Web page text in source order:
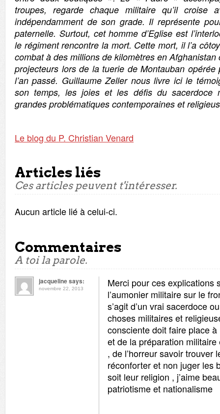
troupes, regarde chaque militaire qu’il croise
indépendamment de son grade. Il représente
paternelle. Surtout, cet homme d’Eglise est
le régiment rencontre la mort. Cette mort, il l’a
combat à des millions de kilomètres en
projecteurs lors de la tuerie de Montauban opérée
l’an passé. Guillaume Zeller nous livre ici le
son temps, les joies et les défis du sacerdoce
grandes problématiques contemporaines et
Le blog du P. Christian Venard
Articles liés
Ces articles peuvent t'intéresser.
Aucun article lié à celui-ci.
Commentaires
A toi la parole.
jacqueline says:
novembre 22, 2013
Merci pour ces explications
l’aumonier militaire sur le
s’agit d’un vrai sacerdoce
choses militaires et
consciente doit faire place à
et de la préparation
, de l’horreur savoir trouver
réconforter et non juger les
soit leur religion , j’aime
patriotisme et nationalisme